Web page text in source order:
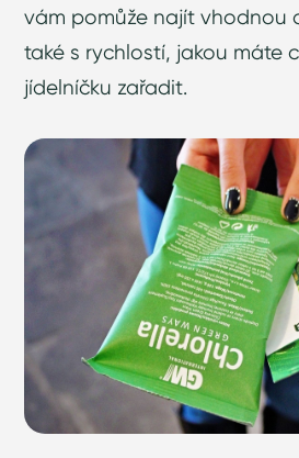
vám pomůže najít vhodnou
také s rychlostí, jakou máte
jídelníčku zařadit.